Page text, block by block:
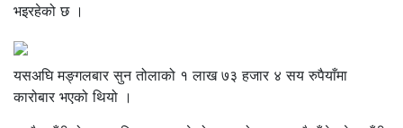
भइरहेको छ ।
यसअघि मङ्गलबार सुन तोलाको १ लाख ७३ हजार ४ सय रुपैयाँमा
कारोबार भएको थियो ।